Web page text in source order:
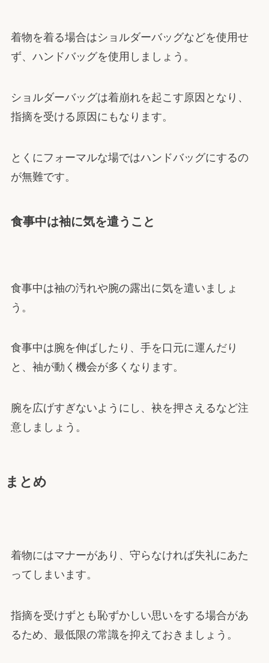
着物を着る場合はショルダーバッグなどを使用せ
ず、ハンドバッグを使用しましょう。
ショルダーバッグは着崩れを起こす原因となり、
指摘を受ける原因にもなります。
とくにフォーマルな場ではハンドバッグにするの
が無難です。
食事中は袖に気を遣うこと
食事中は袖の汚れや腕の露出に気を遣いましょ
う。
食事中は腕を伸ばしたり、手を口元に運んだり
と、袖が動く機会が多くなります。
腕を広げすぎないようにし、袂を押さえるなど注
意しましょう。
まとめ
着物にはマナーがあり、守らなければ失礼にあた
ってしまいます。
指摘を受けずとも恥ずかしい思いをする場合があ
るため、最低限の常識を抑えておきましょう。